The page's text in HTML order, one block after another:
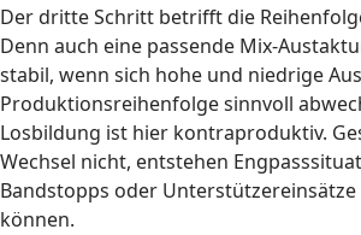
Der dritte Schritt betrifft die
Denn auch eine passende Mix-
stabil, wenn sich hohe und niedrige
Produktionsreihenfolge sinnvoll
Losbildung ist hier kontraproduktiv.
Wechsel nicht, entstehen
Bandstopps oder
können.